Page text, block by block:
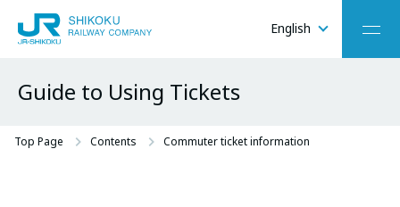
English
Guide to Using Tickets
Top Page Contents Commuter ticket information